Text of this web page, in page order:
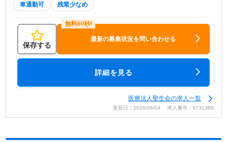
車通勤可 残業少なめ
保存する
最新の募集状況を問い合わせる
詳細を見る
医療法人聖生会の求人一覧
更新日：2026/06/04 求人番号：9731386